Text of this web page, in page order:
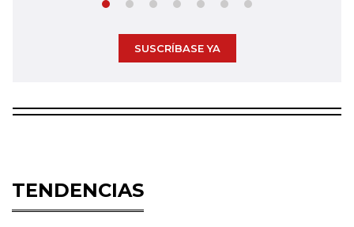
SUSCRÍBASE YA
TENDENCIAS